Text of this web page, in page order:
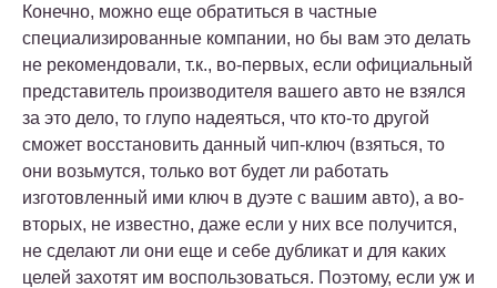
Конечно, можно еще обратиться в частные
специализированные компании, но бы вам это делать
не рекомендовали, т.к., во-первых, если официальный
представитель производителя вашего авто не взялся
за это дело, то глупо надеяться, что кто-то другой
сможет восстановить данный чип-ключ (взяться, то
они возьмутся, только вот будет ли работать
изготовленный ими ключ в дуэте с вашим авто), а во-
вторых, не известно, даже если у них все получится,
не сделают ли они еще и себе дубликат и для каких
целей захотят им воспользоваться. Поэтому, если уж и